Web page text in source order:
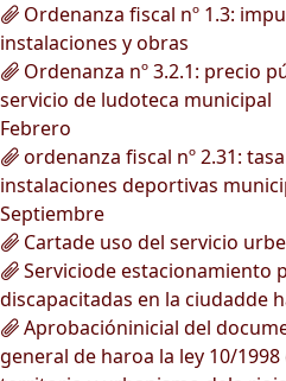
Ordenanza fiscal nº 1.3:
instalaciones y obras
Ordenanza nº 3.2.1: precio
servicio de ludoteca municipal
Febrero
ordenanza fiscal nº 2.31:
instalaciones deportivas
Septiembre
Cartade uso del servicio
Serviciode estacionamiento
discapacitadas en la ciudadde
Aprobacióninicial del
general de haroa la ley 10/